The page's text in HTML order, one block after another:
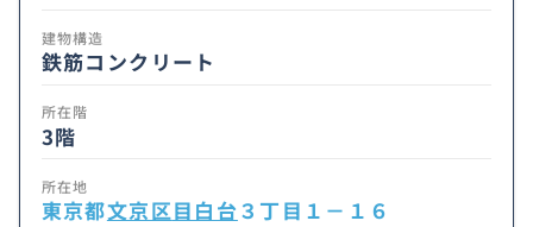
建物構造
鉄筋コンクリート
所在階
3階
所在地
東京都文京区目白台 ３丁目１－１６